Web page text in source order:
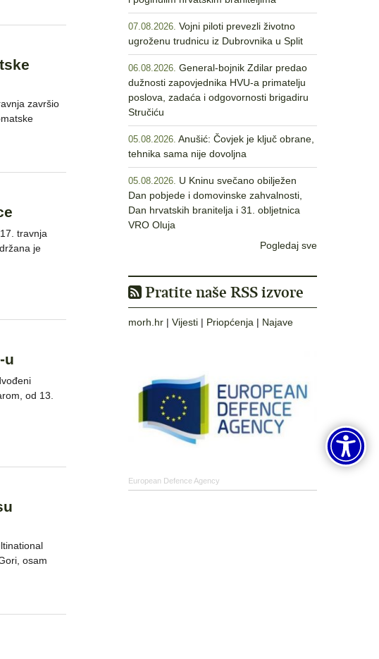
završio
travnja
je
u
od 13.
osam
07.08.2026. Vojni piloti prevezli životno
ugroženu trudnicu iz Dubrovnika u Split
06.08.2026. General-bojnik Zdilar predao
dužnosti zapovjednika HVU-a primatelju
poslova, zadaća i odgovornosti brigadiru
Stručiću
05.08.2026. Anušić: Čovjek je ključ obrane,
tehnika sama nije dovoljna
05.08.2026. U Kninu svečano obilježen
Dan pobjede i domovinske zahvalnosti,
Dan hrvatskih branitelja i 31. obljetnica
VRO Oluja
Pogledaj sve
Pratite naše RSS izvore
morh.hr | Vijesti | Priopćenja | Najave
European Defence Agency